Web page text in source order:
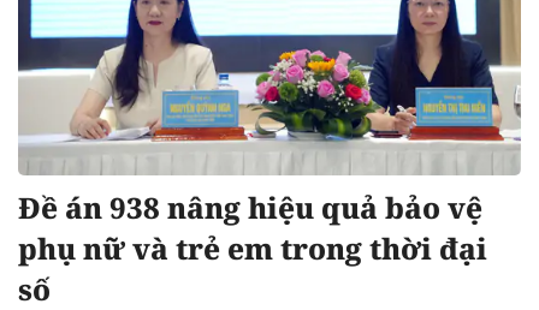
Đề án 938 nâng hiệu quả bảo vệ
phụ nữ và trẻ em trong thời đại
số